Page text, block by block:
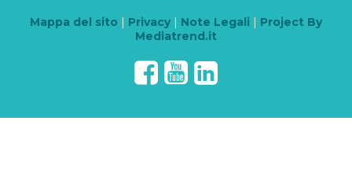
Mappa del sito | Privacy | Note Legali | Project By
Mediatrend.it